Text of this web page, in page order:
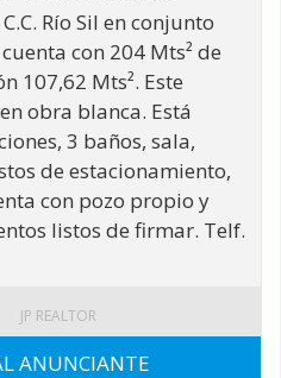
Río Sil en conjunto
con 204 Mts² de
107,62 Mts². Este
obra blanca. Está
3 baños, sala,
de estacionamiento,
con pozo propio y
listos de firmar. Telf.
ANUNCIANTE
JP REALTOR